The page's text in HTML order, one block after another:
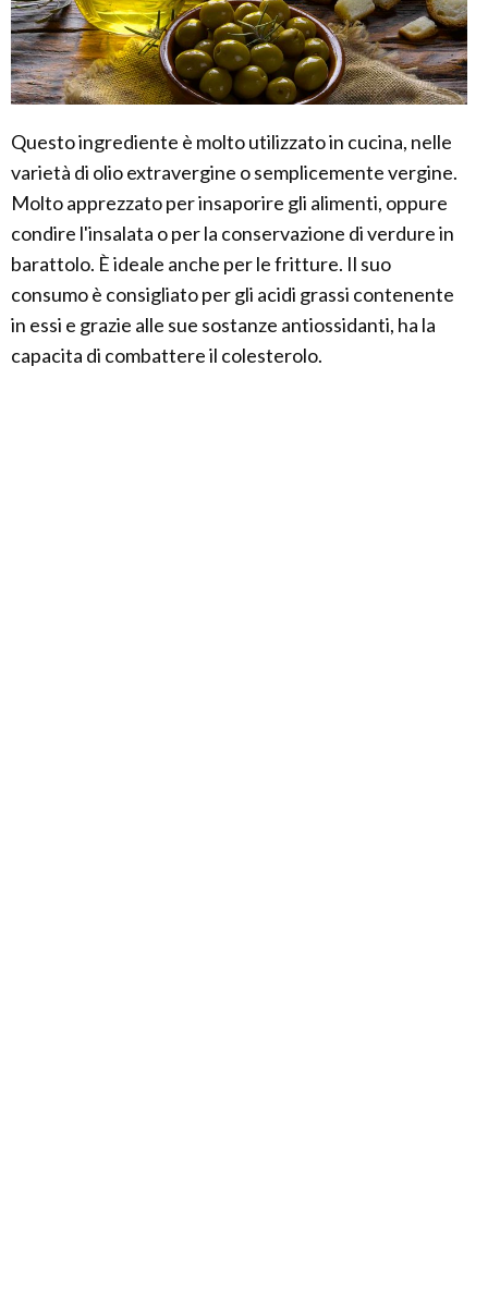
Questo ingrediente è molto utilizzato in cucina, nelle
varietà di olio extravergine o semplicemente vergine.
Molto apprezzato per insaporire gli alimenti, oppure
condire l'insalata o per la conservazione di verdure in
barattolo. È ideale anche per le fritture. Il suo
consumo è consigliato per gli acidi grassi contenente
in essi e grazie alle sue sostanze antiossidanti, ha la
capacita di combattere il colesterolo.